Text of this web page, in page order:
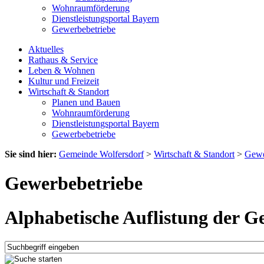
Wohnraumförderung
Dienstleistungsportal Bayern
Gewerbebetriebe
Aktuelles
Rathaus & Service
Leben & Wohnen
Kultur und Freizeit
Wirtschaft & Standort
Planen und Bauen
Wohnraumförderung
Dienstleistungsportal Bayern
Gewerbebetriebe
Sie sind hier: Gemeinde Wolfersdorf> Wirtschaft & Standort >
Gewerbebetriebe
Alphabetische Auflistung der